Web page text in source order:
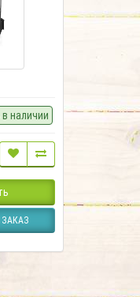
наличии